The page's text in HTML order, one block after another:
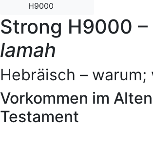
H9000
Strong H9000 –
lamah
Hebräisch – warum;
Vorkommen im Alten
Testament